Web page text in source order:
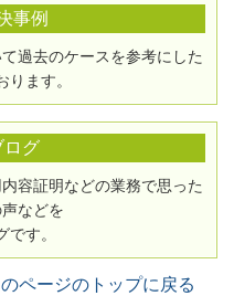
事例
過去のケースを参考にした
ります。
ログ
容証明などの業務で思った
などを
です。
ページのトップに戻る